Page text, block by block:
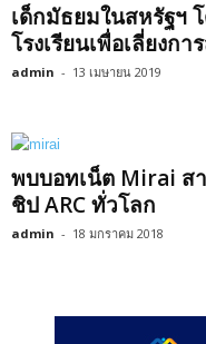
เด็กมัธยมในสหรัฐฯ
โรงเรียนเพื่อเลี่ยงกา
admin - 13 เมษายน 2019
พบบอทเน็ต Mirai ส
ชิป ARC ทั่วโลก
admin - 18 มกราคม 2018